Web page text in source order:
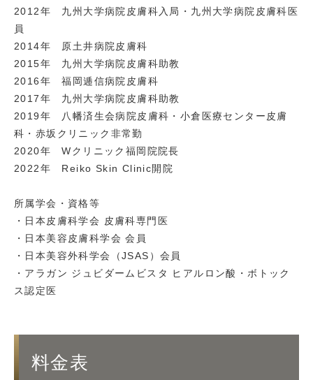
2012年 九州大学病院皮膚科入局・九州大学病院皮膚科医
員
2014年 原土井病院皮膚科
2015年 九州大学病院皮膚科助教
2016年 福岡逓信病院皮膚科
2017年 九州大学病院皮膚科助教
2019年 八幡済生会病院皮膚科・小倉医療センター皮膚
科・赤坂クリニック非常勤
2020年 Wクリニック福岡院院長
2022年 Reiko Skin Clinic開院
所属学会・資格等
・日本皮膚科学会 皮膚科専門医
・日本美容皮膚科学会 会員
・日本美容外科学会（JSAS）会員
・アラガン ジュビダームビスタ ヒアルロン酸・ボトック
ス認定医
料金表